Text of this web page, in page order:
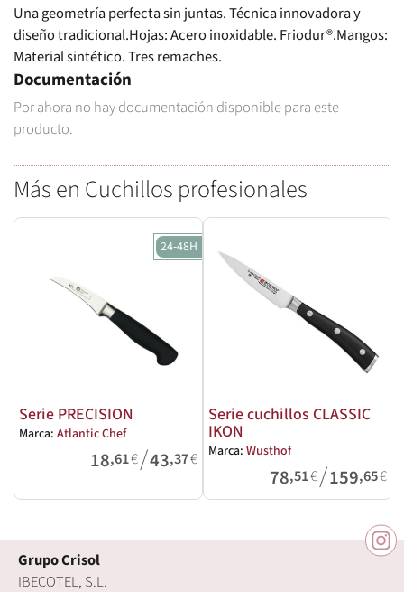
Una geometría perfecta sin juntas. Técnica innovadora y
diseño tradicional.Hojas: Acero inoxidable. Friodur®.Mangos:
Material sintético. Tres remaches.
Documentación
Por ahora no hay documentación disponible para este
producto.
Más en Cuchillos profesionales
24-48H
Serie PRECISION
Marca: Atlantic Chef
18,61€/43,37€
Serie cuchillos CLASSIC
IKON
Marca: Wusthof
78,51€/159,65€
Grupo Crisol
IBECOTEL, S.L.